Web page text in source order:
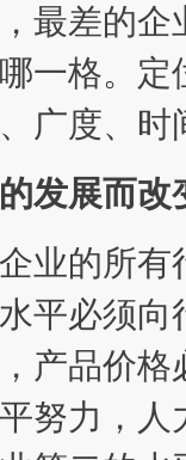
最差的企
一格。
广度、
发展而
业的所
平必须
产品价
努力，